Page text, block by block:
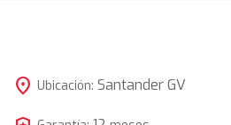
location_on Ubicación: Santander GV